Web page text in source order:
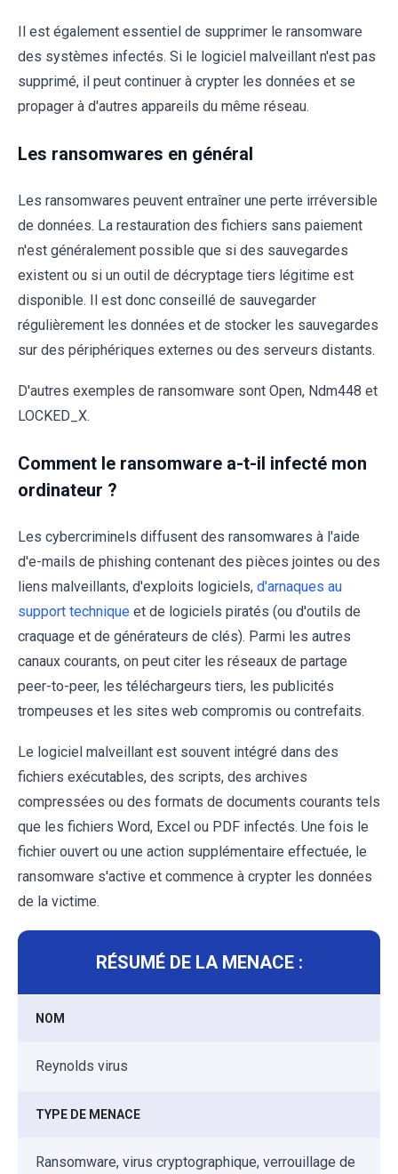
Il est également essentiel de supprimer le ransomware
des systèmes infectés. Si le logiciel malveillant n'est pas
supprimé, il peut continuer à crypter les données et se
propager à d'autres appareils du même réseau.
Les ransomwares en général
Les ransomwares peuvent entraîner une perte irréversible
de données. La restauration des fichiers sans paiement
n'est généralement possible que si des sauvegardes
existent ou si un outil de décryptage tiers légitime est
disponible. Il est donc conseillé de sauvegarder
régulièrement les données et de stocker les sauvegardes
sur des périphériques externes ou des serveurs distants.
D'autres exemples de ransomware sont Open, Ndm448 et
LOCKED_X.
Comment le ransomware a-t-il infecté mon
ordinateur ?
Les cybercriminels diffusent des ransomwares à l'aide
d'e-mails de phishing contenant des pièces jointes ou des
liens malveillants, d'exploits logiciels, d'arnaques au
support technique et de logiciels piratés (ou d'outils de
craquage et de générateurs de clés). Parmi les autres
canaux courants, on peut citer les réseaux de partage
peer-to-peer, les téléchargeurs tiers, les publicités
trompeuses et les sites web compromis ou contrefaits.
Le logiciel malveillant est souvent intégré dans des
fichiers exécutables, des scripts, des archives
compressées ou des formats de documents courants tels
que les fichiers Word, Excel ou PDF infectés. Une fois le
fichier ouvert ou une action supplémentaire effectuée, le
ransomware s'active et commence à crypter les données
de la victime.
RÉSUMÉ DE LA MENACE :
NOM
Reynolds virus
TYPE DE MENACE
Ransomware, virus cryptographique, verrouillage de